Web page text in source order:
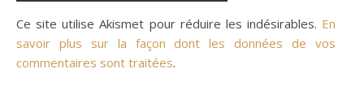
Ce site utilise Akismet pour réduire les indésirables. En
savoir plus sur la façon dont les données de vos
commentaires sont traitées.